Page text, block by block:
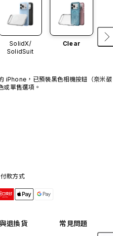
SolidX/
SolidSuit
Clear
iPhone，已預裝黑色相機按鈕（奈米碳
或單售選項。
款方式
退換貨 常見問題